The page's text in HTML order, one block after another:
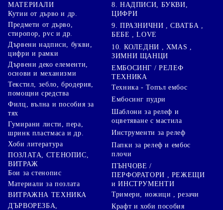
МАТЕРИАЛИ
Кутии от дърво и др.
Предмети от дърво,
стиропор, pvc и др.
Дървени надписи, букви,
цифри и рамки
Дървени деко елементи,
основи и механизми
Текстил, зебло, бродерия,
помощни средства
Филц, вълна и пособия за
тях
Гумирани листи, пера,
шринк пластмаса и др.
Хоби литература
ПОЗЛАТА, СТЕНОПИС,
ВИТРАЖ
Бои за стенопис
Материали за позлата
ВИТРАЖНА ТЕХНИКА
ДЪРВОРЕЗБА,
8. НАДПИСИ, БУКВИ,
ЦИФРИ
9. ПРАЗНИЧНИ , СВАТБА ,
БЕБЕ , LOVE
10. КОЛЕДНИ , XMAS ,
ЗИМНИ ЩАНЦИ
ЕМБОСИНГ / РЕЛЕФ
ТЕХНИКА
Техника - Топъл ембос
Ембосинг пудри
Шаблони за релеф и
оцветяване с мастила
Инструменти за релеф
Папки за релеф и ембос
плочи
ПЪНЧОВЕ /
ПЕРФОРАТОРИ , РЕЖЕЩИ
и ИНСТРУМЕНТИ
Тримери, ножици , резачи
Крафт и хоби пособия